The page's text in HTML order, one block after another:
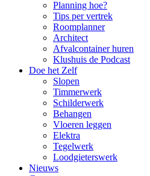
Planning hoe?
Tips per vertrek
Roomplanner
Architect
Afvalcontainer huren
Klushuis de Podcast
Doe het Zelf
Slopen
Timmerwerk
Schilderwerk
Behangen
Vloeren leggen
Elektra
Tegelwerk
Loodgieterswerk
Nieuws